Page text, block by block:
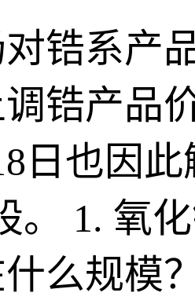
锆系产
锆产品
日也因
。 1. 氧
么规模